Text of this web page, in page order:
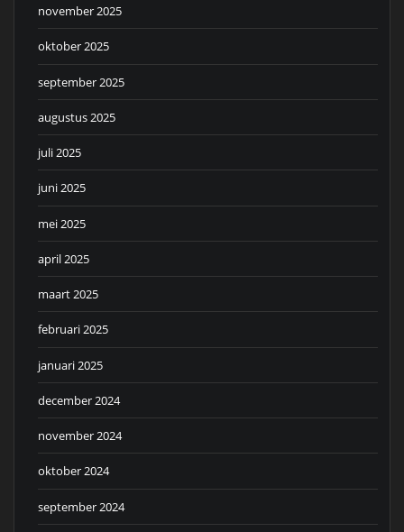
november 2025
oktober 2025
september 2025
augustus 2025
juli 2025
juni 2025
mei 2025
april 2025
maart 2025
februari 2025
januari 2025
december 2024
november 2024
oktober 2024
september 2024